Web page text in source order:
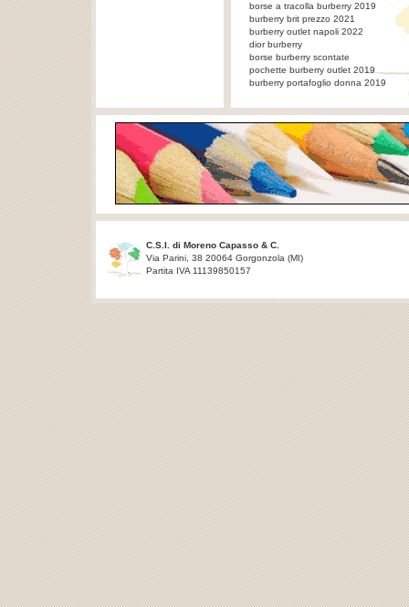
borse a tracolla burberry 2019
burberry brit prezzo 2021
burberry outlet napoli 2022
dior burberry
borse burberry scontate
pochette burberry outlet 2019
burberry portafoglio donna 2019
C.S.I. di Moreno Capasso & C.
Via Parini, 38 20064 Gorgonzola (MI)
Partita IVA 11139850157